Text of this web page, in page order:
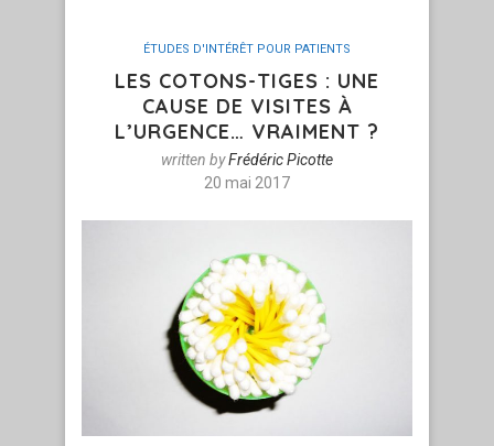
ÉTUDES D'INTÉRÊT POUR PATIENTS
LES COTONS-TIGES : UNE
CAUSE DE VISITES À
L’URGENCE… VRAIMENT ?
written byFrédéric Picotte
20 mai 2017